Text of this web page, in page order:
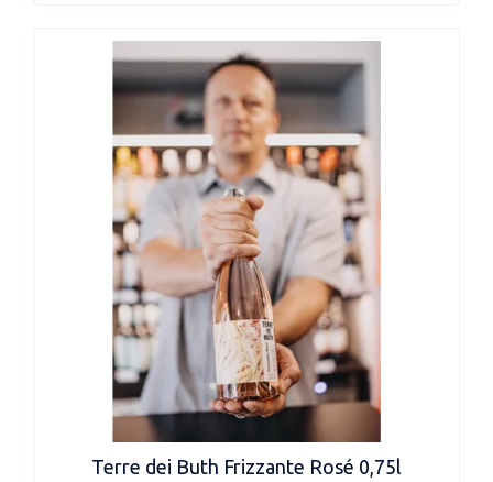
Terre dei Buth Frizzante Rosé 0,75l